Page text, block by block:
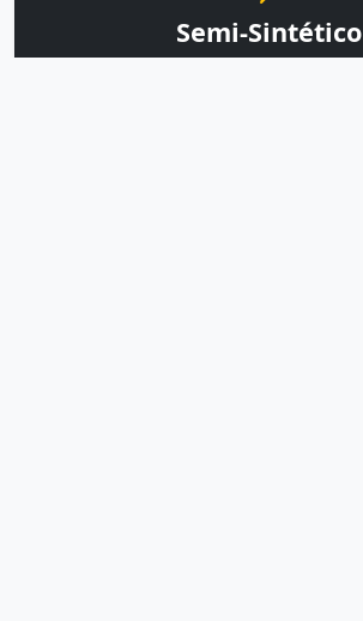
Semi-Sintético